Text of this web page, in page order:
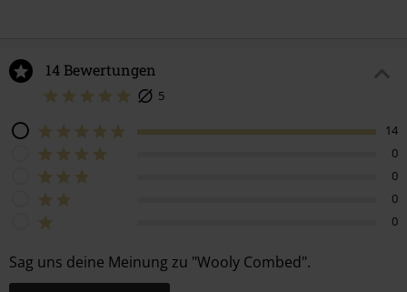
14 Bewertungen
5
14
0
0
0
0
Sag uns deine Meinung zu "Wooly Combed".